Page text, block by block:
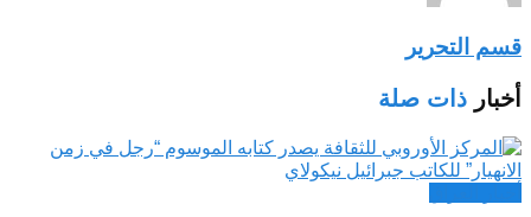
قسم التحرير
أخبار ذات صلة